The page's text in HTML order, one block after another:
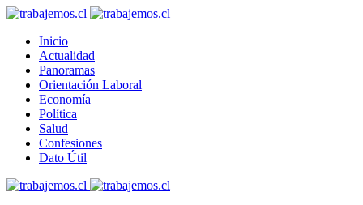
Inicio
Actualidad
Panoramas
Orientación Laboral
Economía
Política
Salud
Confesiones
Dato Útil